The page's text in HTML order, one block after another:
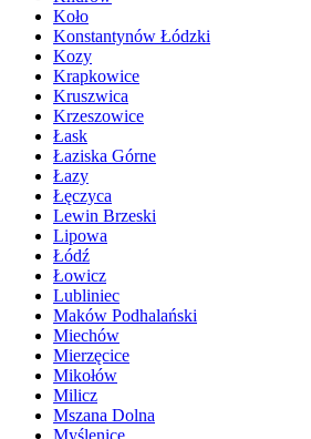
Koło
Konstantynów Łódzki
Kozy
Krapkowice
Kruszwica
Krzeszowice
Łask
Łaziska Górne
Łazy
Łęczyca
Lewin Brzeski
Lipowa
Łódź
Łowicz
Lubliniec
Maków Podhalański
Miechów
Mierzęcice
Mikołów
Milicz
Mszana Dolna
Myślenice